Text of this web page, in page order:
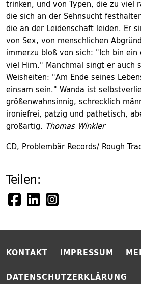
trinken, und von Typen, die zu viel
die sich an der Sehnsucht
die an der Leidenschaft leiden. Er
von Sex, von menschlichen
immerzu bloß von sich: "Ich bin ein
viel Hirn." Manchmal singt er auch
Weisheiten: "Am Ende seines
einsam sein." Wanda ist
größenwahnsinnig, schrecklich
ironiefrei, patzig und pathetisch,
großartig. Thomas Winkler
CD, Problembär Records/ Rough
Teilen:
KONTAKT IMPRESSUM
DATENSCHUTZERKLÄRUNG